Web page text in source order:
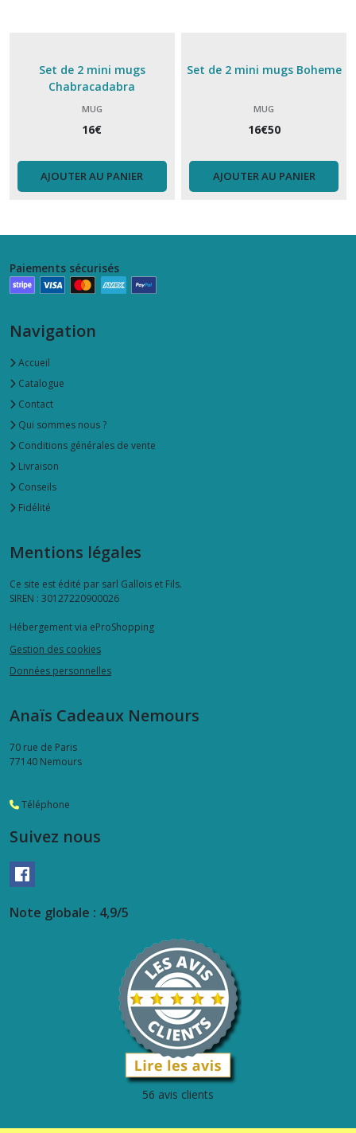
Set de 2 mini mugs
Chabracadabra
MUG
16€
AJOUTER AU PANIER
Set de 2 mini mugs Boheme
MUG
16€50
AJOUTER AU PANIER
Paiements sécurisés
Navigation
Accueil
Catalogue
Contact
Qui sommes nous ?
Conditions générales de vente
Livraison
Conseils
Fidélité
Mentions légales
Ce site est édité par sarl Gallois et Fils.
SIREN : 30127220900026
Hébergement via eProShopping
Gestion des cookies
Données personnelles
Anaïs Cadeaux Nemours
70 rue de Paris
77140 Nemours
Téléphone
Suivez nous
Note globale : 4,9/5
56 avis clients